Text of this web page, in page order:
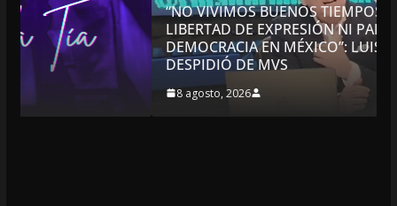
“NO VIVIMOS BUENOS TIEMPOS PARA LA
LIBERTAD DE EXPRESIÓN NI PARA LA
DEMOCRACIA EN MÉXICO”: LUIS CÁRDENAS; SE
DESPIDIÓ DE MVS
8 agosto, 2026